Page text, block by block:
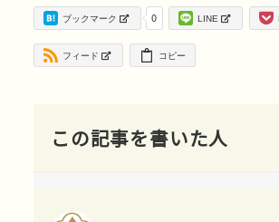
0
ブックマーク LINE
フィード コピー
この記事を書いた人